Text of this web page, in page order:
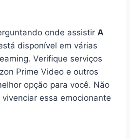
onde assistir A
disponível em várias
Verifique serviços
Prime Video e outros
opção para você. Não
essa emocionante